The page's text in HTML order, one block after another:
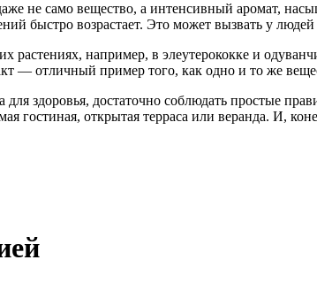
не само вещество, а интенсивный аромат,
быстро возрастает. Это может вызвать у
растениях, например, в элеутерококке и
— отличный пример того, как одно и то же
здоровья, достаточно соблюдать простые
гостиная, открытая терраса или веранда. И,